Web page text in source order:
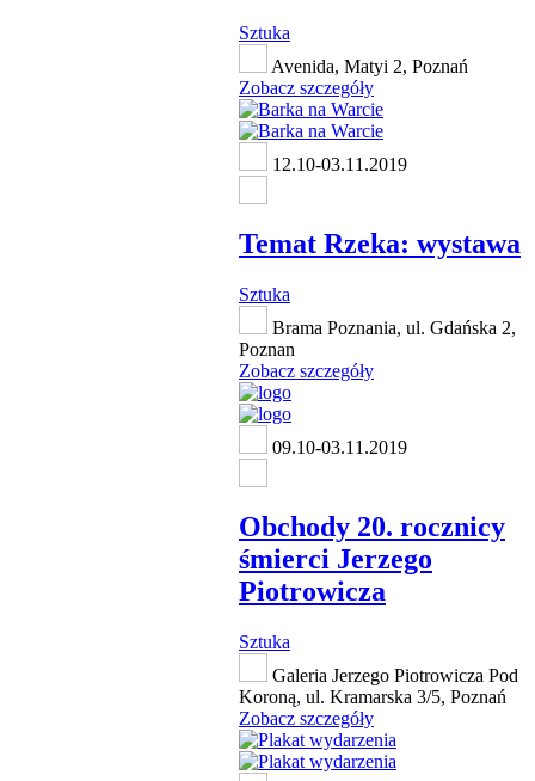
Sztuka
Avenida, Matyi 2, Poznań
Zobacz szczegóły
12.10-03.11.2019
Temat Rzeka: wystawa
Sztuka
Brama Poznania, ul. Gdańska 2,
Poznan
Zobacz szczegóły
09.10-03.11.2019
Obchody 20. rocznicy
śmierci Jerzego
Piotrowicza
Sztuka
Galeria Jerzego Piotrowicza Pod
Koroną, ul. Kramarska 3/5, Poznań
Zobacz szczegóły